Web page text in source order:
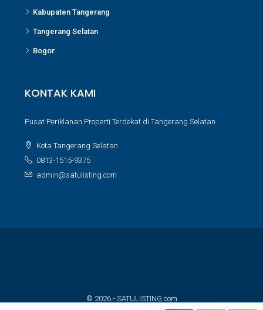
Kabupaten Tangerang
Tangerang Selatan
Bogor
KONTAK KAMI
Pusat Periklanan Properti Terdekat di Tangerang Selatan
Kota Tangerang Selatan
0813-1515-9375
admin@satulisting.com
© 2026 - SATULISTING.com